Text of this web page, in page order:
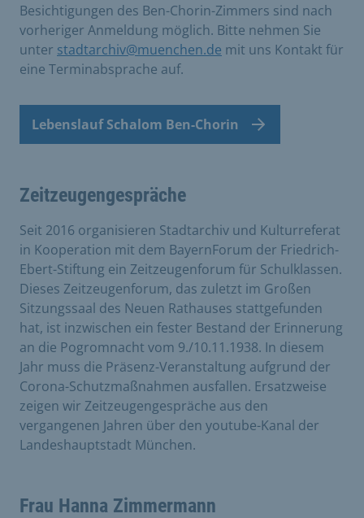
Besichtigungen des Ben-Chorin-Zimmers sind nach
vorheriger Anmeldung möglich. Bitte nehmen Sie
unter stadtarchiv@muenchen.de mit uns Kontakt für
eine Terminabsprache auf.
Lebenslauf Schalom Ben-Chorin
Zeitzeugengespräche
Seit 2016 organisieren Stadtarchiv und Kulturreferat
in Kooperation mit dem BayernForum der Friedrich-
Ebert-Stiftung ein Zeitzeugenforum für Schulklassen.
Dieses Zeitzeugenforum, das zuletzt im Großen
Sitzungssaal des Neuen Rathauses stattgefunden
hat, ist inzwischen ein fester Bestand der Erinnerung
an die Pogromnacht vom 9./10.11.1938. In diesem
Jahr muss die Präsenz-Veranstaltung aufgrund der
Corona-Schutzmaßnahmen ausfallen. Ersatzweise
zeigen wir Zeitzeugengespräche aus den
vergangenen Jahren über den youtube-Kanal der
Landeshauptstadt München.
Frau Hanna Zimmermann